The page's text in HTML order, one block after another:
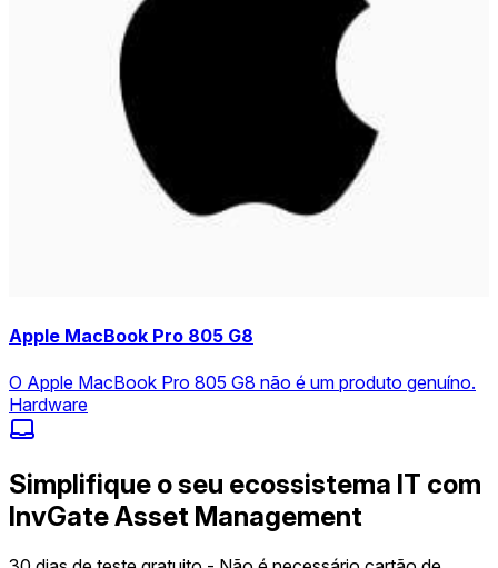
Apple MacBook Pro 805 G8
O Apple MacBook Pro 805 G8 não é um produto genuíno.
Hardware
Simplifique o seu ecossistema IT com
InvGate Asset Management